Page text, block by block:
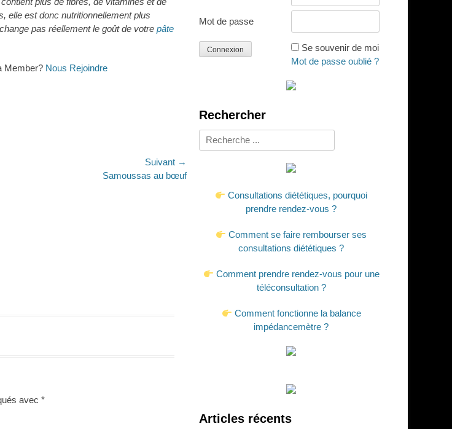
elle est donc nutritionnellement plus
pas réellement le goût de votre pâte
Member? Nous Rejoindre
Suivant →
Samoussas au bœuf
avec *
Mot de passe
Se souvenir de moi
Mot de passe oublié ?
Rechercher
Rechercher :
Consultations diététiques, pourquoi
prendre rendez-vous ?
Comment se faire rembourser ses
consultations diététiques ?
Comment prendre rendez-vous pour une
téléconsultation ?
Comment fonctionne la balance
impédancemètre ?
Articles récents